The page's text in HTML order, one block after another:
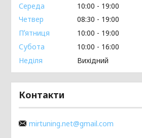
Середа
10:00
19:00
Четвер
08:30
19:00
Пʼятниця
10:00
19:00
Субота
10:00
16:00
Неділя
Вихідний
Контакти
mirtuning.net@gmail.com